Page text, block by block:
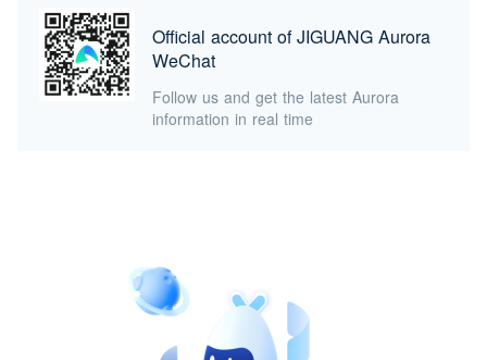
Official account of JIGUANG Aurora
WeChat
Follow us and get the latest Aurora
information in real time